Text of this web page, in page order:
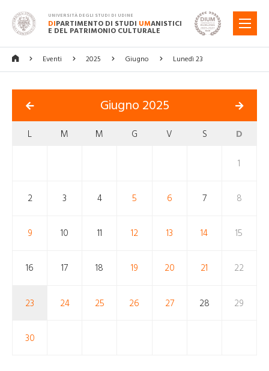
UNIVERSITÀ DEGLI STUDI DI UDINE
DIPARTIMENTO DI STUDI UMANISTICI
E DEL PATRIMONIO CULTURALE
MENU
Eventi 2025 Giugno Lunedì 23
Giugno 2025
L M M G V S D
1
2 3 4 5 6 7 8
9 10 11 12 13 14 15
16 17 18 19 20 21 22
23 24 25 26 27 28 29
30